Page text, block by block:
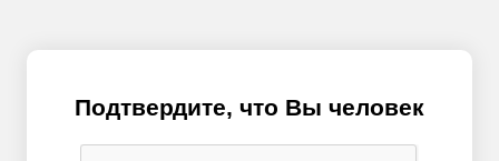
Подтвердите, что Вы человек